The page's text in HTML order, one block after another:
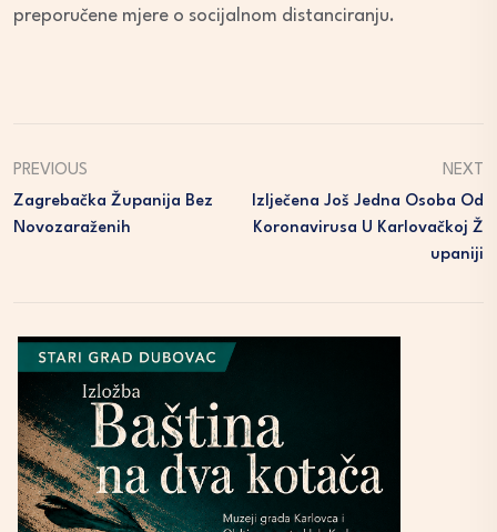
preporučene mjere o socijalnom distanciranju.
PREVIOUS
Zagrebačka Županija Bez
Novozaraženih
NEXT
Izlječena Još Jedna Osoba Od
Koronavirusa U Karlovačkoj Ž
Upaniji